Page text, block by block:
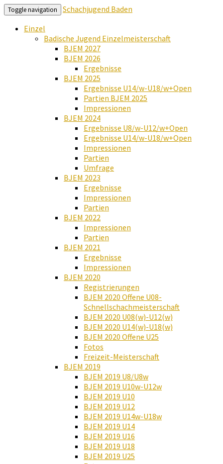
Toggle navigation
Schachjugend Baden
Einzel
Badische Jugend Einzelmeisterschaft
BJEM 2027
BJEM 2026
Ergebnisse
BJEM 2025
Ergebnisse U14/w-U18/w+Open
Partien BJEM 2025
Impressionen
BJEM 2024
Ergebnisse U8/w-U12/w+Open
Ergebnisse U14/w-U18/w+Open
Impressionen
Partien
Umfrage
BJEM 2023
Ergebnisse
Impressionen
Partien
BJEM 2022
Impressionen
Partien
BJEM 2021
Ergebnisse
Impressionen
BJEM 2020
Registrierungen
BJEM 2020 Offene U08-
Schnellschachmeisterschaft
BJEM 2020 U08(w)-U12(w)
BJEM 2020 U14(w)-U18(w)
BJEM 2020 Offene U25
Fotos
Freizeit-Meisterschaft
BJEM 2019
BJEM 2019 U8/U8w
BJEM 2019 U10w-U12w
BJEM 2019 U10
BJEM 2019 U12
BJEM 2019 U14w-U18w
BJEM 2019 U14
BJEM 2019 U16
BJEM 2019 U18
BJEM 2019 U25